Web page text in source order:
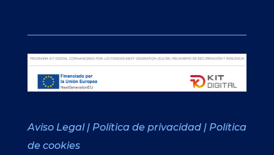
Aviso Legal | Política de privacidad | Política
de cookies